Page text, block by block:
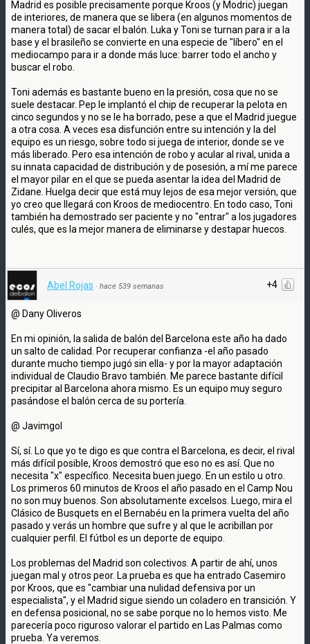
Madrid es posible precisamente porque Kroos (y Modric) juegan
de interiores, de manera que se libera (en algunos momentos de
manera total) de sacar el balón. Luka y Toni se turnan para ir a la
base y el brasileño se convierte en una especie de "líbero" en el
mediocampo para ir a donde más luce: barrer todo el ancho y
buscar el robo.
Toni además es bastante bueno en la presión, cosa que no se
suele destacar. Pep le implantó el chip de recuperar la pelota en
cinco segundos y no se le ha borrado, pese a que el Madrid juegue
a otra cosa. A veces esa disfunción entre su intención y la del
equipo es un riesgo, sobre todo si juega de interior, donde se ve
más liberado. Pero esa intención de robo y acular al rival, unida a
su innata capacidad de distribución y de posesión, a mí me parece
el mayor pilar en el que se pueda asentar la idea del Madrid de
Zidane. Huelga decir que está muy lejos de esa mejor versión, que
yo creo que llegará con Kroos de mediocentro. En todo caso, Toni
también ha demostrado ser paciente y no "entrar" a los jugadores
culés, que es la mejor manera de eliminarse y destapar huecos.
+4
Abel Rojas · hace 539 semanas
@ Dany Oliveros
En mi opinión, la salida de balón del Barcelona este año ha dado
un salto de calidad. Por recuperar confianza -el año pasado
durante mucho tiempo jugó sin ella- y por la mayor adaptación
individual de Claudio Bravo también. Me parece bastante difícil
precipitar al Barcelona ahora mismo. Es un equipo muy seguro
pasándose el balón cerca de su portería.
@ Javimgol
Sí, sí. Lo que yo te digo es que contra el Barcelona, es decir, el rival
más difícil posible, Kroos demostró que eso no es así. Que no
necesita "x" específico. Necesita buen juego. En un estilo u otro.
Los primeros 60 minutos de Kroos el año pasado en el Camp Nou
no son muy buenos. Son absolutamente excelsos. Luego, mira el
Clásico de Busquets en el Bernabéu en la primera vuelta del año
pasado y verás un hombre que sufre y al que le acribillan por
cualquier perfil. El fútbol es un deporte de equipo.
Los problemas del Madrid son colectivos. A partir de ahí, unos
juegan mal y otros peor. La prueba es que ha entrado Casemiro
por Kroos, que es "cambiar una nulidad defensiva por un
especialista", y el Madrid sigue siendo un coladero en transición. Y
en defensa posicional, no se sabe porque no lo hemos visto. Me
parecería poco riguroso valorar el partido en Las Palmas como
prueba. Ya veremos.